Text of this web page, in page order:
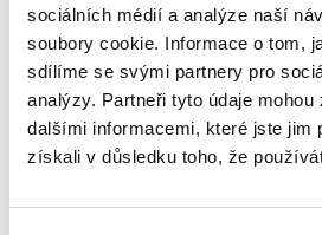
sociálních médií a analýze naší
soubory cookie. Informace o tom,
sdílíme se svými partnery pro
analýzy. Partneři tyto údaje mohou
dalšími informacemi, které jste jim
získali v důsledku toho, že
Zvláštní odměna představuje
právo jedinečný právní institut.
specifické protiplnění ze
části určeno na základě
spravedlnosti jeho...
2023: